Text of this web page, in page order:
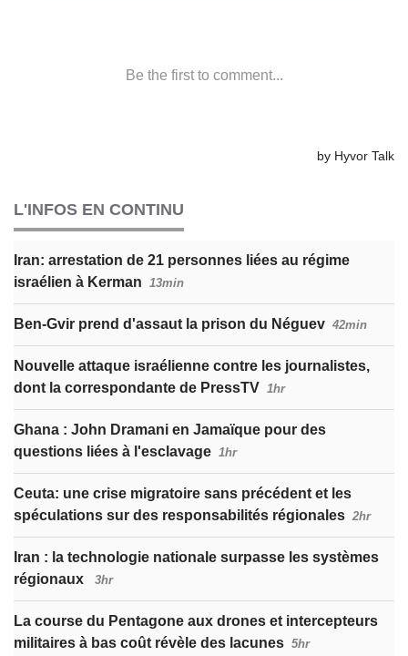
L'INFOS EN CONTINU
Iran: arrestation de 21 personnes liées au régime
israélien à Kerman 13min
Ben-Gvir prend d'assaut la prison du Néguev 42min
Nouvelle attaque israélienne contre les journalistes,
dont la correspondante de PressTV 1hr
Ghana : John Dramani en Jamaïque pour des
questions liées à l'esclavage 1hr
Ceuta: une crise migratoire sans précédent et les
spéculations sur des responsabilités régionales 2hr
Iran : la technologie nationale surpasse les systèmes
régionaux
3hr
La course du Pentagone aux drones et intercepteurs
militaires à bas coût révèle des lacunes 5hr